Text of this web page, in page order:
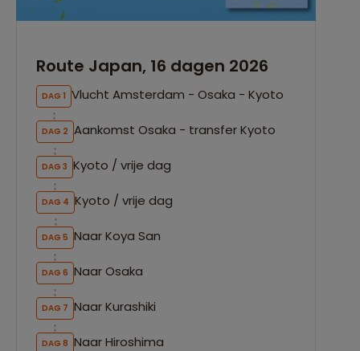
Route Japan, 16 dagen 2026
DAG 1 Vlucht Amsterdam - Osaka - Kyoto
DAG 2 Aankomst Osaka - transfer Kyoto
DAG 3 Kyoto / vrije dag
DAG 4 Kyoto / vrije dag
DAG 5 Naar Koya San
DAG 6 Naar Osaka
DAG 7 Naar Kurashiki
DAG 8 Naar Hiroshima